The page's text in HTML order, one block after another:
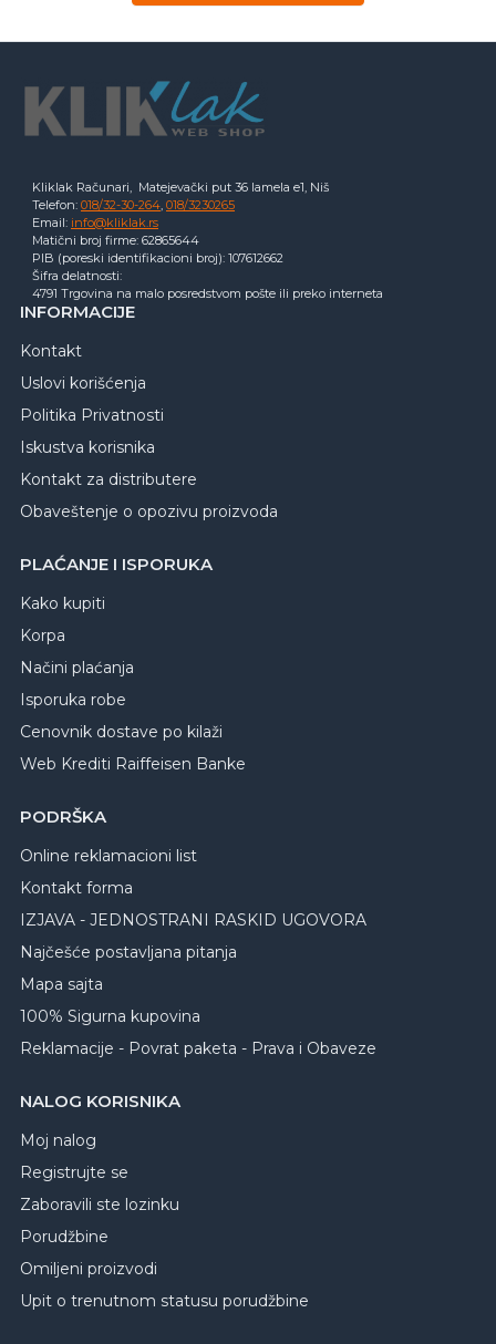
Kliklak Računari, Matejevački put 36 lamela e1, Niš
Telefon: 018/32-30-264, 018/3230265
Email: info@kliklak.rs
Matični broj firme: 62865644
PIB (poreski identifikacioni broj): 107612662
Šifra delatnosti:
4791 Trgovina na malo posredstvom pošte ili preko interneta
INFORMACIJE
Kontakt
Uslovi korišćenja
Politika Privatnosti
Iskustva korisnika
Kontakt za distributere
Obaveštenje o opozivu proizvoda
PLAĆANJE I ISPORUKA
Kako kupiti
Korpa
Načini plaćanja
Isporuka robe
Cenovnik dostave po kilaži
Web Krediti Raiffeisen Banke
PODRŠKA
Online reklamacioni list
Kontakt forma
IZJAVA - JEDNOSTRANI RASKID UGOVORA
Najčešće postavljana pitanja
Mapa sajta
100% Sigurna kupovina
Reklamacije - Povrat paketa - Prava i Obaveze
NALOG KORISNIKA
Moj nalog
Registrujte se
Zaboravili ste lozinku
Porudžbine
Omiljeni proizvodi
Upit o trenutnom statusu porudžbine